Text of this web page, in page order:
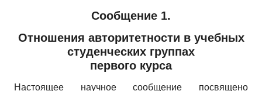
Сообщение 1.
Отношения авторитетности в учебных
студенческих группах
первого курса
Настоящее научное сообщение посвящено